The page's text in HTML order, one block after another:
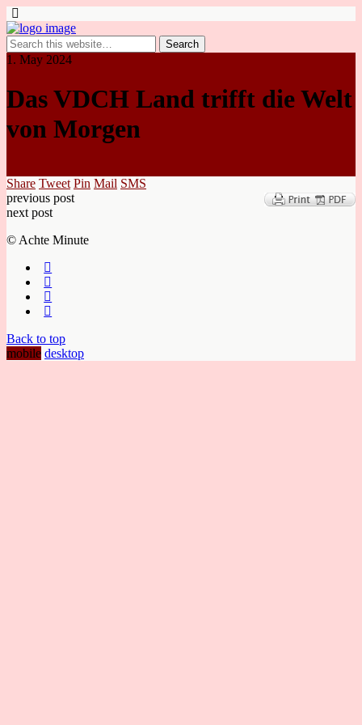
1. May 2024
Das VDCH Land trifft die Welt
von Morgen
Share Tweet Pin Mail SMS
previous post
next post
© Achte Minute
Back to top
mobile desktop